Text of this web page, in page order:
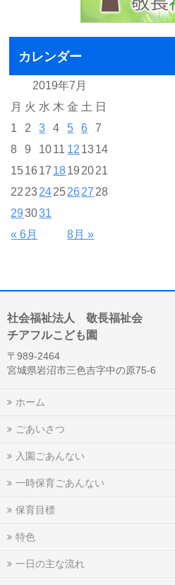
カレンダー
2019年7月
月 火 水 木 金 土 日
« 6月 8月 »
1 2 3 4 5 6
7
8
9 1011 12 1314
1516 17 1819 2021
22 2324252627 28
29 3031
社会福祉法人 敬長福祉会
チアフルこども園
〒989-2464
宮城県岩沼市三色吉字中の原75-6
ホーム
ごあいさつ
入園ごあんない
一時保育ごあんない
保育目標
特色
一日の主な流れ